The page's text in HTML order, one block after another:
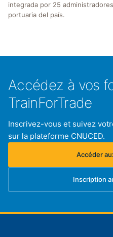
integrada por 25
portuaria del país.
Accédez à vos
TrainForTrade
Inscrivez-vous et suivez
sur la plateforme CNUCED.
Accéder
Inscription